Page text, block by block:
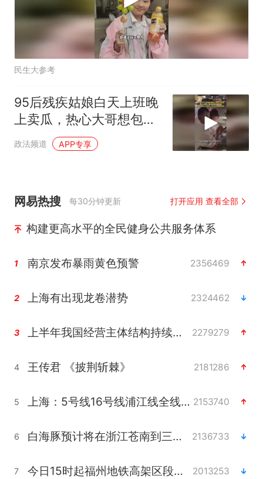
民生大参考
95后残疾姑娘白天上班晚
上卖瓜，热心大哥想包圆
却遭拒：按需购买
政法频道 APP专享
网易热搜 每30分钟更新 打开应用 查看全部
构建更高水平的全民健身公共服务体系
1 南京发布暴雨黄色预警 2356469
2 上海有出现龙卷潜势 2324462
3 上半年我国经营主体结构持续优化 2279279
4 王传君 《披荆斩棘》 2181286
5 上海：5号线16号线浦江线全线停运 2153740
6 白海豚预计将在浙江苍南到三门一带登陆 2136733
7 今日15时起福州地铁高架区段停运 2013253